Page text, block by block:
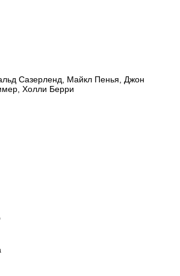
Сазерленд, Майкл Пенья, Джон
Холли Берри